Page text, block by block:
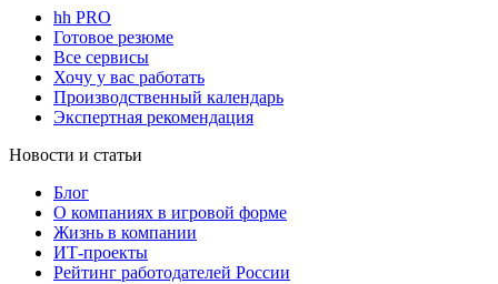
hh PRO
Готовое резюме
Все сервисы
Хочу у вас работать
Производственный календарь
Экспертная рекомендация
Новости и статьи
Блог
О компаниях в игровой форме
Жизнь в компании
ИТ-проекты
Рейтинг работодателей России